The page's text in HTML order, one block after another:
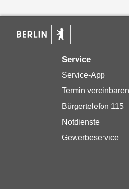
Service
Service-App
Termin vereinbaren
Bürgertelefon 115
Notdienste
Gewerbeservice